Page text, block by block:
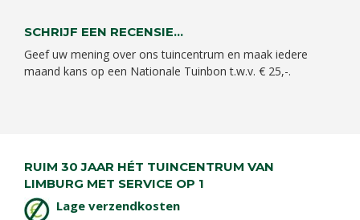
SCHRIJF EEN RECENSIE...
Geef uw mening over ons tuincentrum en maak iedere
maand kans op een Nationale Tuinbon t.w.v. € 25,-.
RUIM 30 JAAR HÉT TUINCENTRUM VAN
LIMBURG MET SERVICE OP 1
Lage verzendkosten